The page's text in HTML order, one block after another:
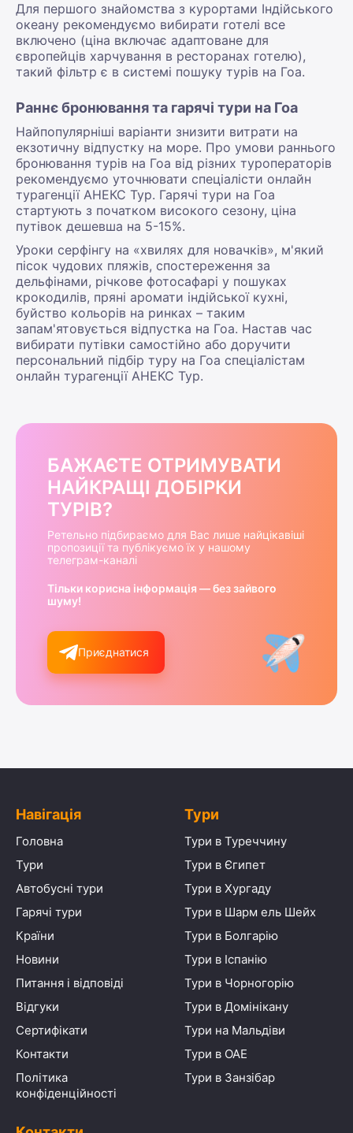
Для першого знайомства з курортами Індійського
океану рекомендуємо вибирати готелі все
включено (ціна включає адаптоване для
європейців харчування в ресторанах готелю),
такий фільтр є в системі пошуку турів на Гоа.
Раннє бронювання та гарячі тури на Гоа
Найпопулярніші варіанти знизити витрати на
екзотичну відпустку на море. Про умови раннього
бронювання турів на Гоа від різних туроператорів
рекомендуємо уточнювати спеціалісти онлайн
турагенції АНЕКС Тур. Гарячі тури на Гоа
стартують з початком високого сезону, ціна
путівок дешевша на 5-15%.
Уроки серфінгу на «хвилях для новачків», м'який
пісок чудових пляжів, спостереження за
дельфінами, річкове фотосафарі у пошуках
крокодилів, пряні аромати індійської кухні,
буйство кольорів на ринках – таким
запам'ятовується відпустка на Гоа. Настав час
вибирати путівки самостійно або доручити
персональний підбір туру на Гоа спеціалістам
онлайн турагенції АНЕКС Тур.
БАЖАЄТЕ ОТРИМУВАТИ
НАЙКРАЩІ ДОБІРКИ
ТУРІВ?
Ретельно підбираємо для Вас лише найцікавіші
пропозиції та публікуємо їх у нашому
телеграм-каналі
Тільки корисна інформація — без зайвого
шуму!
Приєднатися
Навігація
Головна
Тури
Автобусні тури
Гарячі тури
Країни
Новини
Питання і відповіді
Відгуки
Сертифікати
Контакти
Політика
конфіденційності
Тури
Тури в Туреччину
Тури в Єгипет
Тури в Хургаду
Тури в Шарм ель Шейх
Тури в Болгарію
Тури в Іспанію
Тури в Чорногорію
Тури в Домінікану
Тури на Мальдіви
Тури в ОАЕ
Тури в Занзібар